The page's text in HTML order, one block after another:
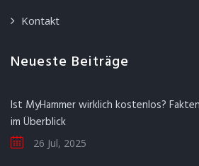
Kontakt
Neueste Beiträge
Ist MyHammer wirklich kostenlos?
im Überblick
26 Jul, 2025